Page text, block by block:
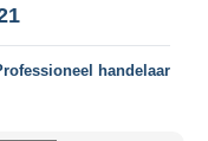
handelaar